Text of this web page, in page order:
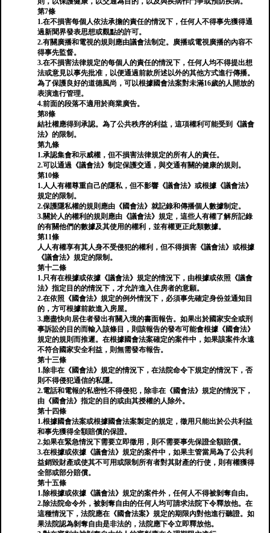
第7條
1.在不損害每個人依法承擔的責任的情況下，任何人不得事先獲得通
過新聞界發表思想或觀點的許可。
2.有關廣播和電視的規則應由議會法制定。廣播或電視廣播的內容不
得事先監督。
3.在不損害法律規定的每個人的責任的情況下，任何人均不得提出想
法或意見以事先批准，以便通過前款所述以外的其他方式進行傳播。
為了保護良好的道德風尚，可以根據國會法案對未滿16歲的人開放的
表演進行管理。
4.前面的段落不適用於商業廣告。
第8條
結社權應得到承認。為了公共秩序的利益，這項權利可能受到《議會
法》的限制。
第九條
1.承認集會和示威權，但不損害法律規定的所有人的責任。
2.可以通過《議會法》制定保護交通，與交通有關的健康的規則。
第10條
1.人人有權尊重自己的隱私，但不影響《議會法》或根據《議會法》
規定的限制。
2.保護隱私權的規則應由《國會法》就記錄和傳播個人數據制定。
3.關於人的權利的規則應由《議會法》規定，這些人有權了解所記錄
的有關他們的數據及其使用的權利，並有權更正此類數據。
第11條
人人有權享有其人身不受侵犯的權利，但不得損害《議會法》或根據
《議會法》規定的限制。
第十二條
1.只有在根據或依據《議會法》規定的情況下，由根據或依照《議會
法》指定目的的情況下，才允許進入住房者的意願。
2.在依照《國會法》規定的例外情況下，必須事先確定身份並通知目
的，方可根據前款進入房屋。
3.應盡快向居住者發出有關入境的書面報告。如果出於國家安全或刑
事訴訟的目的而輸入該條目，則該報告的發布可能會根據《國會法》
規定的規則而推遲。在根據國會法案確定的案件中，如果該案件永遠
不符合國家安全利益，則無需發布報告。
第十三條
1.除非在《國會法》規定的情況下，在法院命令下規定的情況下，否
則不得侵犯通信的私隱。
2.電話和電報的私密性不得侵犯，除非在《國會法》規定的情況下，
由《國會法》指定的目的或由其授權的人除外。
第十四條
1.根據國會法案或根據國會法案製定的規定，徵用只能出於公共利益
和事先獲得全額賠償的保證。
2.如果在緊急情況下需要立即徵用，則不需要事先保證全額賠償。
3.在根據或依據《議會法》規定的案件中，如果主管當局為了公共利
益銷毀財產或使其不可用或限制所有者對其財產的行使，則有權獲得
全部或部分賠償。
第十五條
1.除根據或依據《議會法》規定的案件外，任何人不得被剝奪自由。
2.除法院命令外，被剝奪自由的任何人均可請求法院下令釋放他。在
這種情況下，法院應在《國會法案》規定的期限內對他進行聽證。如
果法院認為剝奪自由是非法的，法院應下令立即釋放他。